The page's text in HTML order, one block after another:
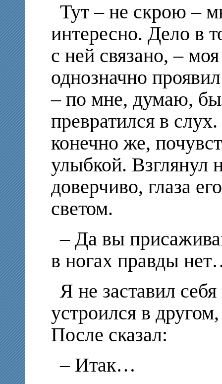
Тут – не скрою –
интересно. Дело в
с ней связано, –
однозначно
– по мне, думаю,
превратился в
конечно же,
улыбкой. Взглянул
доверчиво, глаза
светом.
– Да вы
в ногах правды
Я не заставил
устроился в
После сказал:
– Итак…